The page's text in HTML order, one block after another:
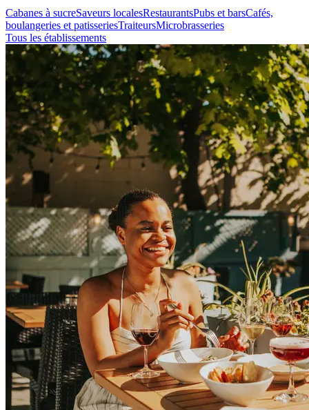
Cabanes à sucreSaveurs localesRestaurantsPubs et barsCafés,
boulangeries et patisseriesTraiteursMicrobrasseries
Tous les établissements